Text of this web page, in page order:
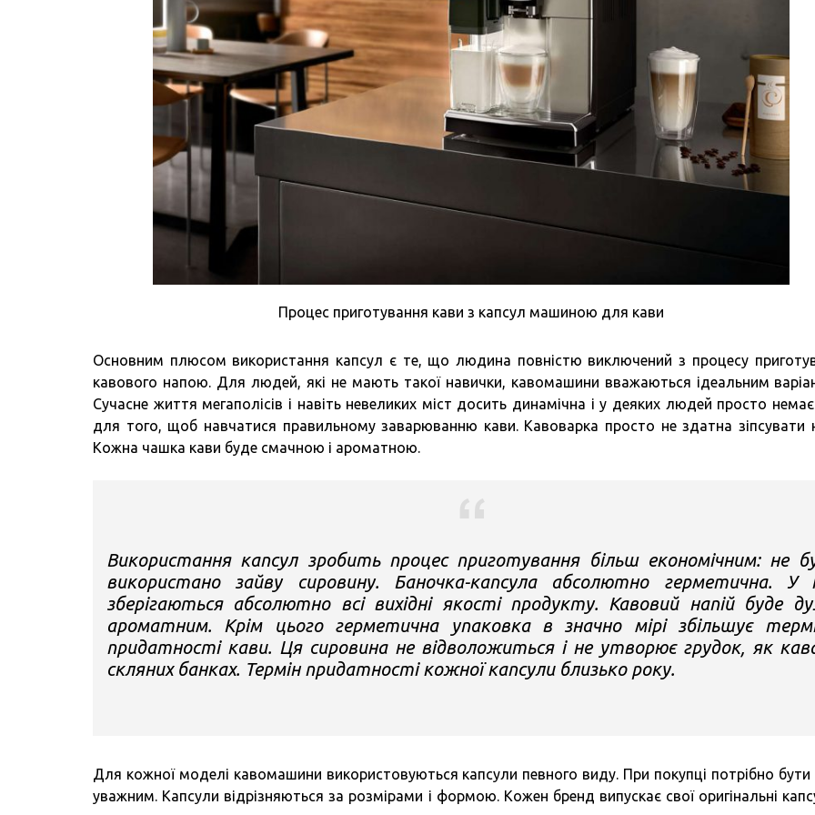
Процес приготування кави з капсул машиною для кави
Основним плюсом використання капсул є те, що людина повністю виключений з процесу
кавового напою. Для людей, які не мають такої навички, кавомашини вважаються ідеальним
Сучасне життя мегаполісів і навіть невеликих міст досить динамічна і у деяких людей просто
для того, щоб навчатися правильному заварюванню кави. Кавоварка просто не здатна зіпсувати
Кожна чашка кави буде смачною і ароматною.
Використання капсул зробить процес приготування більш економічним: не
використано зайву сировину. Баночка-капсула абсолютно герметична. У
зберігаються абсолютно всі вихідні якості продукту. Кавовий напій буде
ароматним. Крім цього герметична упаковка в значно мірі збільшує
придатності кави. Ця сировина не відволожиться і не утворює грудок, як
скляних банках. Термін придатності кожної капсули близько року.
Для кожної моделі кавомашини використовуються капсули певного виду. При покупці потрібно
уважним. Капсули відрізняються за розмірами і формою. Кожен бренд випускає свої оригінальні